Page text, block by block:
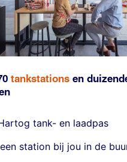
tankstations en
tank- en laadpas
station bij jou in de